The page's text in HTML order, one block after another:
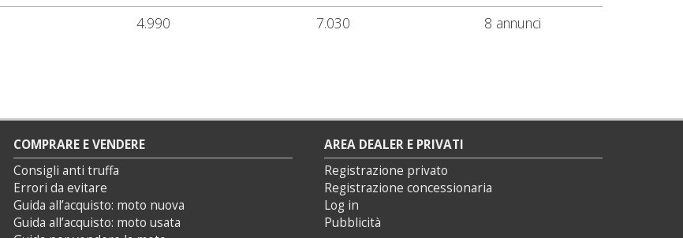
4.990 7.030 8 annunci
COMPRARE E VENDERE
Consigli anti truffa
Errori da evitare
Guida all’acquisto: moto nuova
Guida all’acquisto: moto usata
AREA DEALER E PRIVATI
Registrazione privato
Registrazione concessionaria
Log in
Pubblicità